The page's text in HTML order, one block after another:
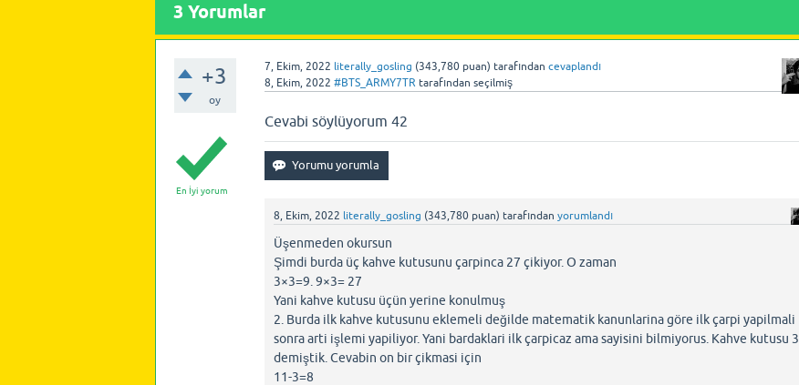
3 Yorumlar
+3
oy
7, Ekim, 2022 literally_gosling (343,780puan) tarafından cevaplandı
8, Ekim, 2022 #BTS_ARMY7TRtarafından seçilmiş
En İyi yorum
Cevabi söylüyorum 42
8, Ekim, 2022 literally_gosling (343,780puan) tarafından yorumlandı
Üşenmeden okursun
Şimdi burda üç kahve kutusunu çarpinca 27 çikiyor. O zaman
3×3=9. 9×3= 27
Yani kahve kutusu üçün yerine konulmuş
2. Burda ilk kahve kutusunu eklemeli değilde matematik kanunlarina göre ilk çarpi yapilmali
sonra arti işlemi yapiliyor. Yani bardaklari ilk çarpicaz ama sayisini bilmiyorus. Kahve kutusu 3
demiştik. Cevabin on bir çikmasi için
11-3=8